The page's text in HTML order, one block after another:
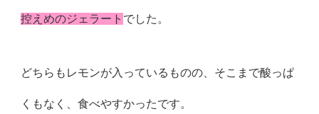
控えめのジェラート でした。
どちらもレモンが入っているものの、そこまで酸っぱ
くもなく、食べやすかったです。